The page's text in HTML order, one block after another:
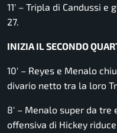
11′ – Tripla di Candussi
27.
INIZIA IL SECONDO
10′ – Reyes e Menalo
divario netto tra la loro
8′ – Menalo super da
offensiva di Hickey